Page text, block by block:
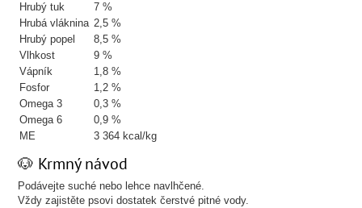
Hrubý tuk
7 %
Hrubá vláknina 2,5 %
Hrubý popel
8,5 %
Vlhkost
9 %
Vápník
1,8 %
Fosfor
1,2 %
Omega 3
0,3 %
Omega 6
0,9 %
ME
3 364 kcal/kg
🐶 Krmný návod
Podávejte suché nebo lehce navlhčené.
Vždy zajistěte psovi dostatek čerstvé pitné vody.